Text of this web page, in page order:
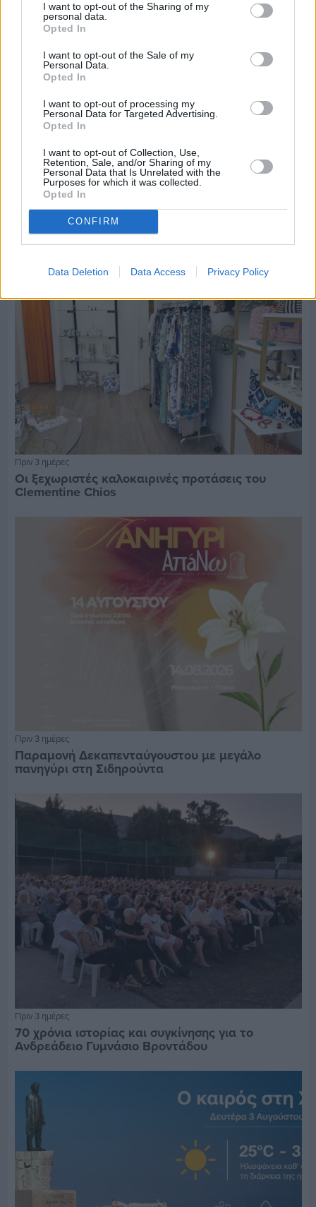
I want to opt-out of the Sharing of my
personal data.
Opted In
I want to opt-out of the Sale of my
Personal Data.
Opted In
I want to opt-out of processing my
Personal Data for Targeted Advertising.
Opted In
I want to opt-out of Collection, Use,
Retention, Sale, and/or Sharing of my
Personal Data that Is Unrelated with the
Purposes for which it was collected.
Opted In
CONFIRM
Data Deletion Data Access Privacy Policy
Οδηγοί Δασικών Υπηρεσιών: Ζητούν ένταξη στο
ανθυγιεινό επίδομα
Διαφήμιση
Πριν 3 ημέρες
Οι ξεχωριστές καλοκαιρινές προτάσεις του
Clementine Chios
Πριν 3 ημέρες
Παραμονή Δεκαπενταύγουστου με μεγάλο
πανηγύρι στη Σιδηρούντα
Πριν 3 ημέρες
70 χρόνια ιστορίας και συγκίνησης για το
Ανδρεάδειο Γυμνάσιο Βροντάδου